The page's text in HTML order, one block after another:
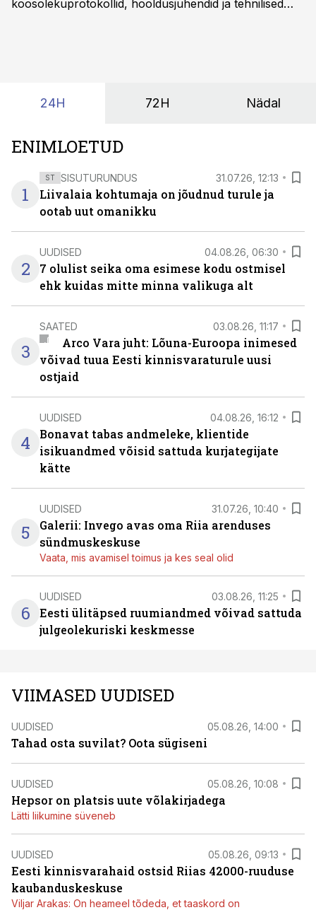
koosolekuprotokollid, hooldusjuhendid ja tehnilised
24H 72H Nädal
ENIMLOETUD
1
ST SISUTURUNDUS 31.07.26, 12:13
Liivalaia kohtumaja on jõudnud turule ja
ootab uut omanikku
2
UUDISED 04.08.26, 06:30
7 olulist seika oma esimese kodu ostmisel
ehk kuidas mitte minna valikuga alt
3
SAATED 03.08.26, 11:17
Arco Vara juht: Lõuna-Euroopa inimesed
võivad tuua Eesti kinnisvaraturule uusi
ostjaid
4
UUDISED 04.08.26, 16:12
Bonavat tabas andmeleke, klientide
isikuandmed võisid sattuda kurjategijate
kätte
5
UUDISED 31.07.26, 10:40
Galerii: Invego avas oma Riia arenduses
sündmuskeskuse
Vaata, mis avamisel toimus ja kes seal olid
6
UUDISED 03.08.26, 11:25
Eesti ülitäpsed ruumiandmed võivad sattuda
julgeolekuriski keskmesse
VIIMASED UUDISED
UUDISED 05.08.26, 14:00
Tahad osta suvilat? Oota sügiseni
UUDISED 05.08.26, 10:08
Hepsor on platsis uute võlakirjadega
Lätti liikumine süveneb
UUDISED 05.08.26, 09:13
Eesti kinnisvarahaid ostsid Riias 42000-ruuduse
kaubanduskeskuse
Viljar Arakas: On heameel tõdeda, et taaskord on